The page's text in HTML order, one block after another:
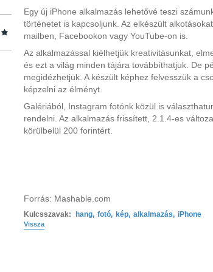
Egy új iPhone alkalmazás lehetővé teszi
történetet is kapcsoljunk. Az elkészült
mailben, Facebookon vagy YouTube-on is.
Az alkalmazással kiélhetjük kreativitásunkat,
és ezt a világ minden tájára továbbíthatjuk. De
megidézhetjük. A készült képhez felvesszük a
képzelni az élményt.
Galériából, Instagram fotónk közül is
rendelni. Az alkalmazás frissített, 2.1.4-es
körülbelül 200 forintért.
Forrás: Mashable.com
Kulcsszavak: hang, fotó, kép, alkalmazás, iPhone
Vissza